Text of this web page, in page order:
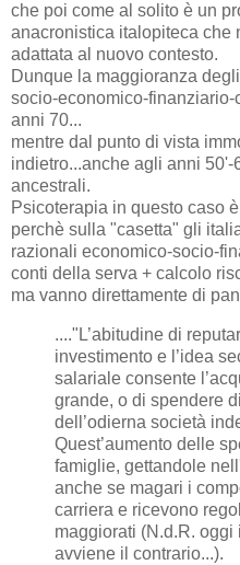
che poi come al solito è un
anacronistica italopiteca che
adattata al nuovo contesto.
Dunque la maggioranza
socio-economico-
anni 70...
mentre dal punto di vista
indietro...anche agli anni
ancestrali.
Psicoterapia in questo caso
perchè sulla "casetta" gli
razionali economico-socio-
conti della serva + calcolo
ma vanno direttamente di
...."L’abitudine di
investimento e l’idea
salariale consente
grande, o di spendere
dell’odierna società
Quest’aumento delle
famiglie, gettandole
anche se magari i
carriera e ricevono
maggiorati (N.d.R.
avviene il contrario...).